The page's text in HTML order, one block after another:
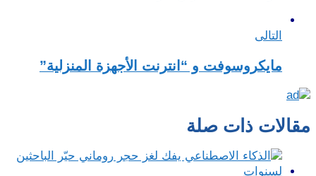
التالى
مايكروسوفت و “انترنت الأجهزة المنزلية”
مقالات ذات صلة